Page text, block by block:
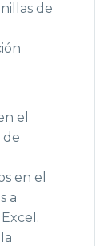
de
el
de
en el
a